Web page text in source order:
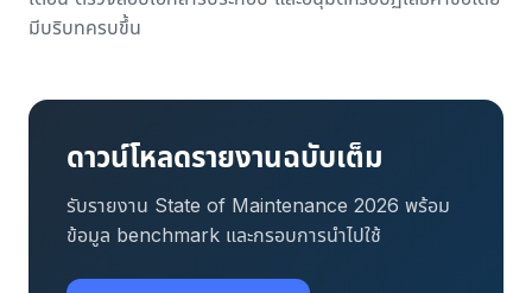
มีบริบทครบขึ้น
ดาวน์โหลดรายงานฉบับเต็ม
รับรายงาน State of Maintenance 2026 พร้อม
ข้อมูล benchmark และกรอบการนำไปใช้